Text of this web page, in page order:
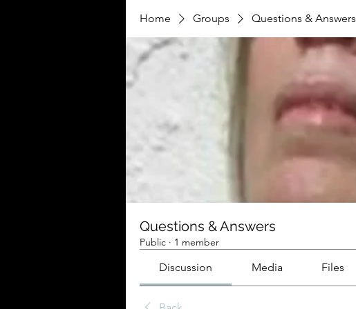
Home Groups Questions & Answers
Questions & Answers
Public · 1 member
Discussion Media Files